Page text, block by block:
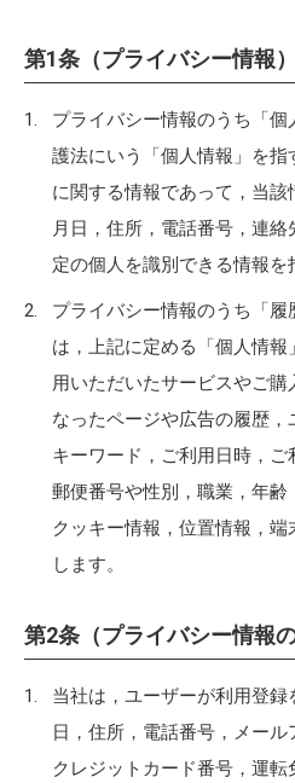
第1条（プライバシー情報）
プライバシー情報のうち「
護法にいう「個人情報」を
に関する情報であって，当
月日，住所，電話番号，連
定の個人を識別できる情報を
プライバシー情報のうち「履
は，上記に定める「個人情報
用いただいたサービスやご
なったページや広告の履歴
キーワード，ご利用日時，ご
郵便番号や性別，職業，年齢
クッキー情報，位置情報，
します。
第2条（プライバシー情報の
当社は，ユーザーが利用登録
日，住所，電話番号，メール
クレジットカード番号，運